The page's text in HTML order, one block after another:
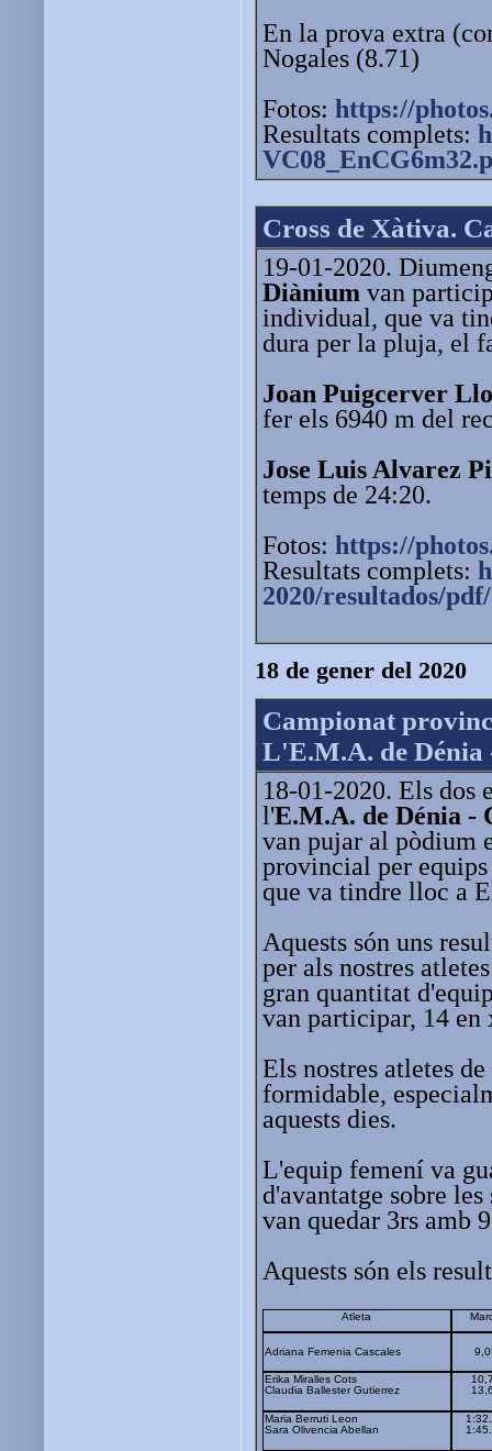
En la prova extra
Nogales (8.71)
Fotos: https://
Resultats complets:
Cross de Xàtiva.
19-01-2020.
Diànium van
individual, que va
dura per la pluja, el
Joan Puigcerver
fer els 6940 m del
Jose Luis Alvarez
temps de 24:20.
Fotos: https://
Resultats complets:
2020/resultados/
18 de gener del 2020
Campionat
L'E.M.A. de Dénia
18-01-2020. Els dos
l'E.M.A. de Dénia -
van pujar al pòdium
provincial per
que va tindre lloc a
Aquests són uns
per als nostres
gran quantitat
van participar, 14 en
Els nostres atletes
formidable,
aquests dies.
L'equip femení va
d'avantatge sobre
van quedar 3rs amb
Aquests són els
Atleta
Adriana Femenia Cascales
Erika Miralles Cots
Claudia Ballester Gutierrez
Maria Berruti Leon
Sara Olivencia Abellan